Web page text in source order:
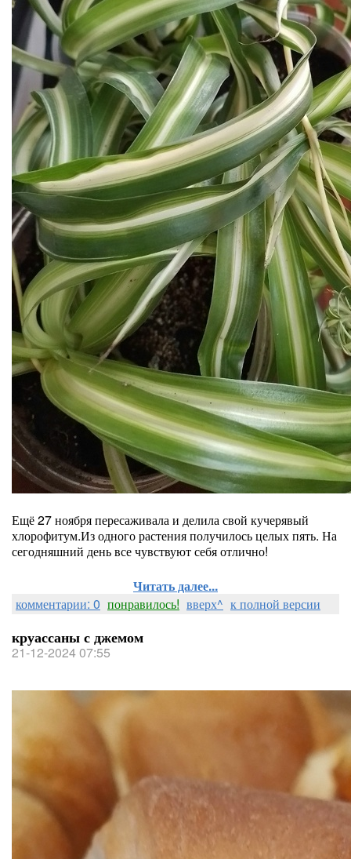
Ещё 27 ноября пересаживала и делила свой кучерявый
хлорофитум.Из одного растения получилось целых пять. На
сегодняшний день все чувствуют себя отлично!
Читать далее...
комментарии: 0 понравилось! вверх^ к полной версии
круассаны с джемом
21-12-2024 07:55